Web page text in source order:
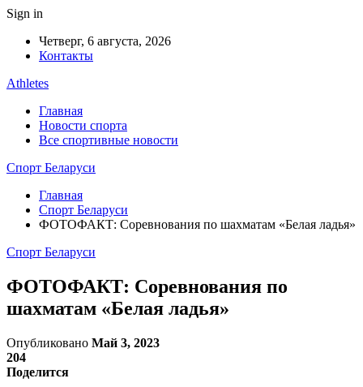
Sign in
Четверг, 6 августа, 2026
Контакты
Athletes
Главная
Новости спорта
Все спортивные новости
Спорт Беларуси
Главная
Спорт Беларуси
ФОТОФАКТ: Соревнования по шахматам «Белая ладья»
Спорт Беларуси
ФОТОФАКТ: Соревнования по
шахматам «Белая ладья»
Опубликовано Май 3, 2023
204
Поделится